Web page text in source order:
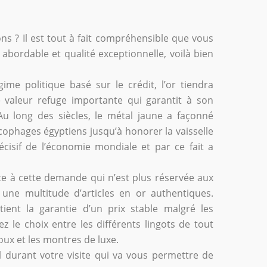
? Il est tout à fait compréhensible que vous
et qualité exceptionnelle, voilà bien
politique basé sur le crédit, l’or tiendra
refuge importante qui garantit à son
long des siècles, le métal jaune a façonné
égyptiens jusqu’à honorer la vaisselle
de l’économie mondiale et par ce fait a
à cette demande qui n’est plus réservée aux
multitude d’articles en or authentiques.
la garantie d’un prix stable malgré les
le choix entre les différents lingots de tout
et les montres de luxe.
durant votre visite qui va vous permettre de